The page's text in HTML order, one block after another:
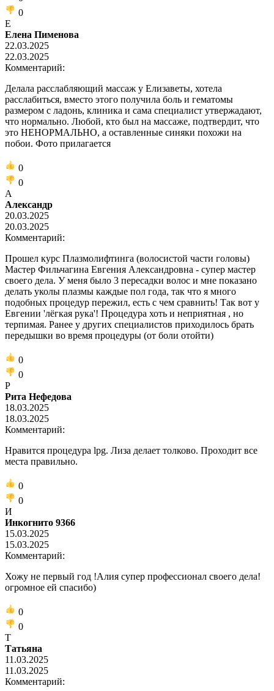
0
Е
Елена Пименова
22.03.2025
22.03.2025
Комментарий:
Делала расслабляющий массаж у Елизаветы, хотела
расслабиться, вместо этого получила боль и гематомы
размером с ладонь, клиника и сама специалист утвержадают,
что нормально. Любой, кто был на массаже, подтвердит, что
это НЕНОРМАЛЬНО, а оставленные синяки похожи на
побои. Фото прилагается
0
0
А
Александр
20.03.2025
20.03.2025
Комментарий:
Прошел курс Плазмолифтинга (волосистой части головы)
Мастер Фильчагина Евгения Александровна - супер мастер
своего дела. У меня было 3 пересадки волос и мне показано
делать уколы плазмы каждые пол года, так что я много
подобных процедур пережил, есть с чем сравнить! Так вот у
Евгении 'лёгкая рука'! Процедура хоть и неприятная , но
терпимая. Ранее у других специалистов приходилось брать
передышки во время процедуры (от боли отойти)
0
0
Р
Рита Нефедова
18.03.2025
18.03.2025
Комментарий:
Нравится процедура lpg. Лиза делает толково. Проходит все
места правильно.
0
0
И
Инкогнито 9366
15.03.2025
15.03.2025
Комментарий:
Хожу не первый год !Алия супер профессионал своего дела!
огромное ей спасибо)
0
0
T
Tатьяна
11.03.2025
11.03.2025
Комментарий: